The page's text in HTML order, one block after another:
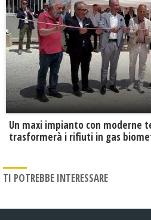
Un maxi impianto con moderne
trasformerà i rifiuti in gas
TI POTREBBE INTERESSARE